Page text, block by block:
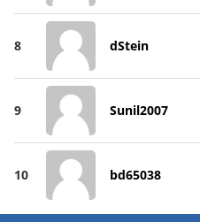
8 dStein
9 Sunil2007
10 bd65038